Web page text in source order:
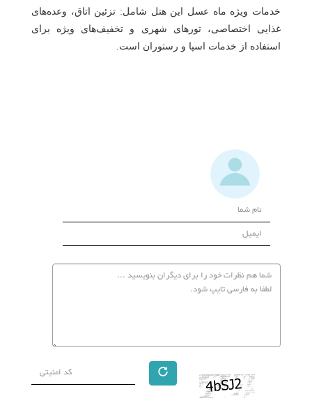
خدمات ویژه ماه عسل این هتل شامل: تزئین اتاق، وعده‌های
غذایی اختصاصی، تورهای شهری و تخفیف‌های ویژه برای
استفاده از خدمات اسپا و رستوران است.